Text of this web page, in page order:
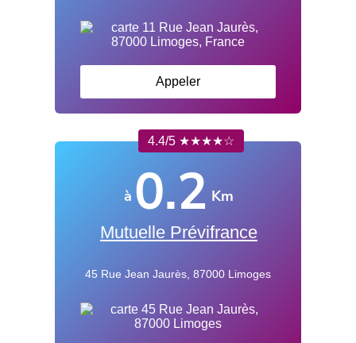
Appeler
4.4/5 ★★★★☆
à 0.2 Km
Mutuelle Prévifrance
45 Rue Jean Jaurès, 87000 Limoges